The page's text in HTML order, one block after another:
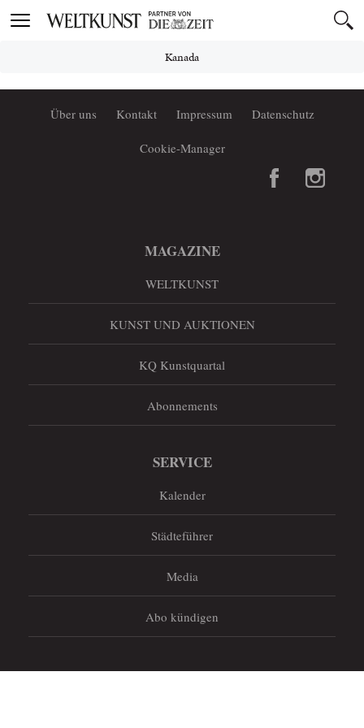
Toggle
Kanada
Über uns Kontakt Impressum Datenschutz
Cookie-Manager
MAGAZINE
WELTKUNST
KUNST UND AUKTIONEN
KQ Kunstquartal
Abonnements
SERVICE
Kalender
Städteführer
Media
Abo kündigen